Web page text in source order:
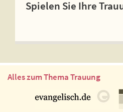
Spielen Sie Ihre
Alles zum Thema Trauung